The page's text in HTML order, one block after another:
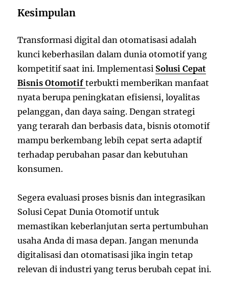
Kesimpulan
Transformasi digital dan otomatisasi adalah
kunci keberhasilan dalam dunia otomotif yang
kompetitif saat ini. Implementasi Solusi Cepat
Bisnis Otomotifterbukti memberikan manfaat
nyata berupa peningkatan efisiensi, loyalitas
pelanggan, dan daya saing. Dengan strategi
yang terarah dan berbasis data, bisnis otomotif
mampu berkembang lebih cepat serta adaptif
terhadap perubahan pasar dan kebutuhan
konsumen.
Segera evaluasi proses bisnis dan integrasikan
Solusi Cepat Dunia Otomotif untuk
memastikan keberlanjutan serta pertumbuhan
usaha Anda di masa depan. Jangan menunda
digitalisasi dan otomatisasi jika ingin tetap
relevan di industri yang terus berubah cepat ini.